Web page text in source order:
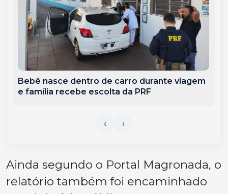
Bebê nasce dentro de carro durante viagem
e família recebe escolta da PRF
Ainda segundo o Portal Magronada, o
relatório também foi encaminhado